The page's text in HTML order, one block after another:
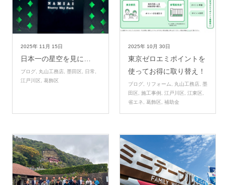
2025年 11月 15日
日本一の星空を見に…
ブログ 丸山工務店 ,墨田区 日常
江戸川区
,葛飾区
2025年 10月 30日
東京ゼロエミポイントを
使ってお得に取り替え！
ブログ, リフォーム 丸山工務店, 墨
田区
施工事例 江戸川区 江東区
省エネ
葛飾区 補助金